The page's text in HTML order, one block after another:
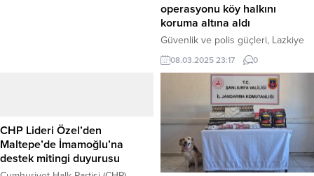
operasyonu köy halkını
koruma altına aldı
Güvenlik ve polis güçleri, Lazkiye
kırsalındaki İstamu köyünde
güvenlik operasyonlarına devam
ediyor. Yetkililer, operasyonların
devrik rejimin kalıntılarını takip ve
bölge sakinlerinin güvenliğini
sağlama amaçlı olduğunu bildirdi.
SANA’nın (Suriye Arap Haber
Ajansı) yerel kaynaklara
dayandırdığı haberine göre,
08.03.2025 23:17 0
CHP Lideri Özel’den
Maltepe’de İmamoğlu’na
destek mitingi duyurusu